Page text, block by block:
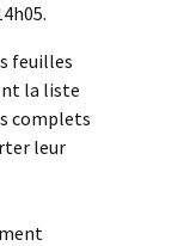
feuilles
la liste
complets
leur